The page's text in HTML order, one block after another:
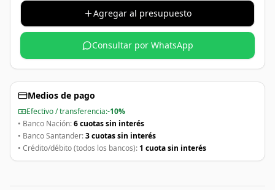
Agregar al presupuesto
Consultar por WhatsApp
Medios de pago
Efectivo / transferencia:-10%
• Banco Nación:6 cuotas sin interés
• Banco Santander:3 cuotas sin interés
• Crédito/débito (todos los bancos):1 cuota sin interés